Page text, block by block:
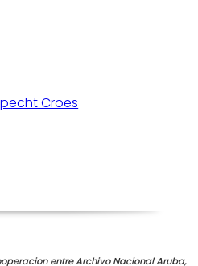
Croes
entre Archivo Nacional Aruba,